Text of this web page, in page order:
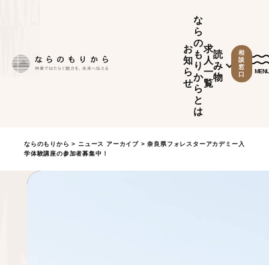
お
知
ら
せ
な
ら
の
も
り
か
ら
と
は
求
人
一
覧
読
み
物
相
談
窓
口
MENU
ならのもりから > ニュース アーカイブ > 奈良県フォレスターアカデミー入
学体験講座の参加者募集中！